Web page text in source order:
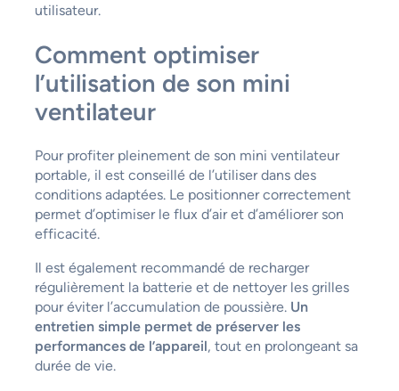
utilisateur.
Comment optimiser
l’utilisation de son mini
ventilateur
Pour profiter pleinement de son mini ventilateur
portable, il est conseillé de l’utiliser dans des
conditions adaptées. Le positionner correctement
permet d’optimiser le flux d’air et d’améliorer son
efficacité.
Il est également recommandé de recharger
régulièrement la batterie et de nettoyer les grilles
pour éviter l’accumulation de poussière. Un
entretien simple permet de préserver les
performances de l’appareil, tout en prolongeant sa
durée de vie.